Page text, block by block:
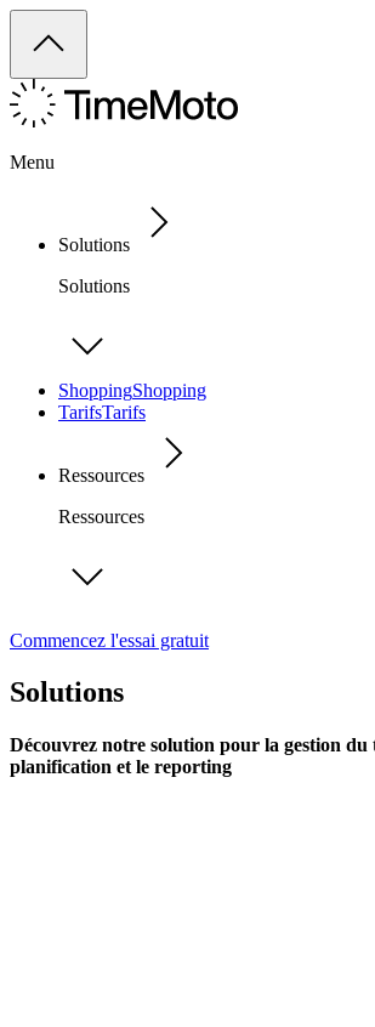
Menu
Solutions
Solutions
ShoppingShopping
TarifsTarifs
Ressources
Ressources
Commencez l'essai gratuit
Solutions
Découvrez notre solution pour la gestion du
planification et le reporting